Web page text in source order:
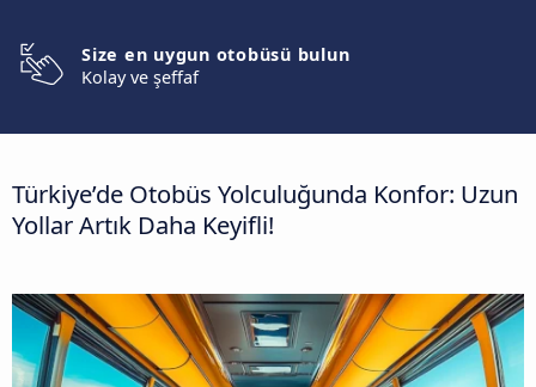
Size en uygun otobüsü bulun
Kolay ve şeffaf
Türkiye’de Otobüs Yolculuğunda Konfor: Uzun
Yollar Artık Daha Keyifli!